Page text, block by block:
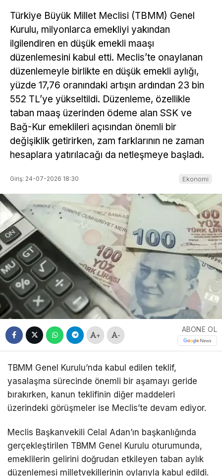
Türkiye Büyük Millet Meclisi (TBMM) Genel
Kurulu, milyonlarca emekliyi yakından
ilgilendiren en düşük emekli maaşı
düzenlemesini kabul etti. Meclis’te onaylanan
düzenlemeyle birlikte en düşük emekli aylığı,
yüzde 17,76 oranındaki artışın ardından 23 bin
552 TL’ye yükseltildi. Düzenleme, özellikle
taban maaş üzerinden ödeme alan SSK ve
Bağ-Kur emeklileri açısından önemli bir
değişiklik getirirken, zam farklarının ne zaman
hesaplara yatırılacağı da netleşmeye başladı.
Giriş: 24-07-2026 18:30 Ekonomi
+ -
ABONE OL
TBMM Genel Kurulu’nda kabul edilen teklif,
yasalaşma sürecinde önemli bir aşamayı geride
bırakırken, kanun teklifinin diğer maddeleri
üzerindeki görüşmeler ise Meclis’te devam ediyor.
Meclis Başkanvekili Celal Adan’ın başkanlığında
gerçekleştirilen TBMM Genel Kurulu oturumunda,
emeklilerin gelirini doğrudan etkileyen taban aylık
düzenlemesi milletvekillerinin oylarıyla kabul edildi.